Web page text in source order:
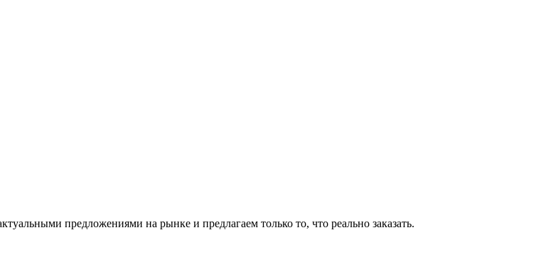
предложениями на рынке и предлагаем только то, что реально заказать.